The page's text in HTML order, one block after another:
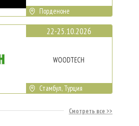
Порденоне
22-25.10.2026
WOODTECH
Стамбул, Турция
Смотреть все